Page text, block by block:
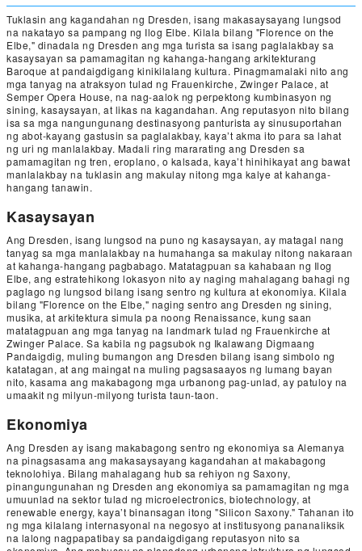
Tuklasin ang kagandahan ng Dresden, isang makasaysayang lungsod
na nakatayo sa pampang ng Ilog Elbe. Kilala bilang "Florence on the
Elbe," dinadala ng Dresden ang mga turista sa isang paglalakbay sa
kasaysayan sa pamamagitan ng kahanga-hangang arkitekturang
Baroque at pandaigdigang kinikilalang kultura. Pinagmamalaki nito ang
mga tanyag na atraksyon tulad ng Frauenkirche, Zwinger Palace, at
Semper Opera House, na nag-aalok ng perpektong kumbinasyon ng
sining, kasaysayan, at likas na kagandahan. Ang reputasyon nito bilang
isa sa mga nangungunang destinasyong panturista ay sinusuportahan
ng abot-kayang gastusin sa paglalakbay, kaya’t akma ito para sa lahat
ng uri ng manlalakbay. Madali ring mararating ang Dresden sa
pamamagitan ng tren, eroplano, o kalsada, kaya’t hinihikayat ang bawat
manlalakbay na tuklasin ang makulay nitong mga kalye at kahanga-
hangang tanawin.
Kasaysayan
Ang Dresden, isang lungsod na puno ng kasaysayan, ay matagal nang
tanyag sa mga manlalakbay na humahanga sa makulay nitong nakaraan
at kahanga-hangang pagbabago. Matatagpuan sa kahabaan ng Ilog
Elbe, ang estratehikong lokasyon nito ay naging mahalagang bahagi ng
paglago ng lungsod bilang isang sentro ng kultura at ekonomiya. Kilala
bilang "Florence on the Elbe," naging sentro ang Dresden ng sining,
musika, at arkitektura simula pa noong Renaissance, kung saan
matatagpuan ang mga tanyag na landmark tulad ng Frauenkirche at
Zwinger Palace. Sa kabila ng pagsubok ng Ikalawang Digmaang
Pandaigdig, muling bumangon ang Dresden bilang isang simbolo ng
katatagan, at ang maingat na muling pagsasaayos ng lumang bayan
nito, kasama ang makabagong mga urbanong pag-unlad, ay patuloy na
umaakit ng milyun-milyong turista taun-taon.
Ekonomiya
Ang Dresden ay isang makabagong sentro ng ekonomiya sa Alemanya
na pinagsasama ang makasaysayang kagandahan at makabagong
teknolohiya. Bilang mahalagang hub sa rehiyon ng Saxony,
pinangungunahan ng Dresden ang ekonomiya sa pamamagitan ng mga
umuunlad na sektor tulad ng microelectronics, biotechnology, at
renewable energy, kaya’t binansagan itong "Silicon Saxony." Tahanan ito
ng mga kilalang internasyonal na negosyo at institusyong pananaliksik
na lalong nagpapatibay sa pandaigdigang reputasyon nito sa